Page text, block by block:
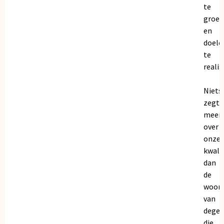
te
en
te
Niets
zegt
meer
over
onze
dan
de
van